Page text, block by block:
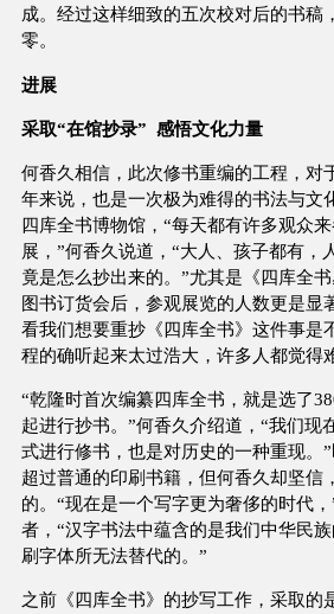
成。经过这样细致的五次校对后的书稿
零。
进展
采取“在馆抄录” 感悟文化力量
何香久相信，此次修书重编的工程，对
年来说，也是一次极为难得的书法与文
四库全书博物馆，“每天都有许多观众
展，”何香久说道，“大人、孩子都有，
竟是怎么抄出来的。”尤其是《四库全
图书订货会后，参观展览的人数更是显
看我们想要重抄《四库全书》这件事是
程的确听起来太过浩大，许多人都觉得
“乾隆时首次编纂四库全书，就是选了
起进行抄书。”何香久介绍道，“我们现
式进行修书，也是对历史的一种重现。
超过普通的印刷书籍，但何香久却坚信
的。“现在是一个写字更为奢侈的时代
者，“汉字书法中蕴含的是我们中华民
刷字体所无法替代的。”
之前《四库全书》的抄写工作，采取的